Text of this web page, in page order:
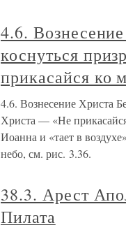
4.6.
коснуться
прикасайся ко
4.6. Вознесение Христа
Христа — «Не
Иоанна и «тает в
небо, см. рис. 3.36.
38.3. Арест
Пилата